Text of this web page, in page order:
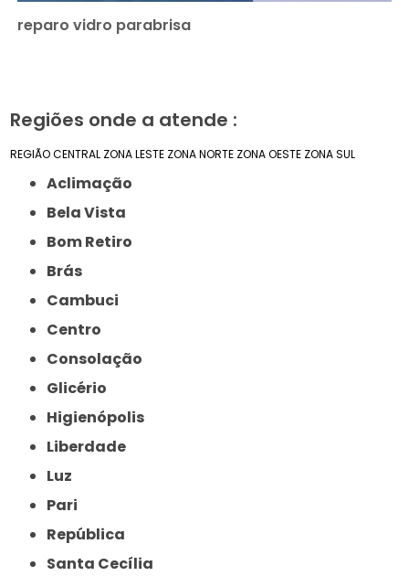
reparo vidro parabrisa
Regiões onde a atende :
REGIÃO CENTRAL ZONA LESTE ZONA NORTE ZONA OESTE ZONA SUL
Aclimação
Bela Vista
Bom Retiro
Brás
Cambuci
Centro
Consolação
Glicério
Higienópolis
Liberdade
Luz
Pari
República
Santa Cecília